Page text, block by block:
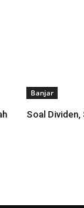
Banjar
Soal